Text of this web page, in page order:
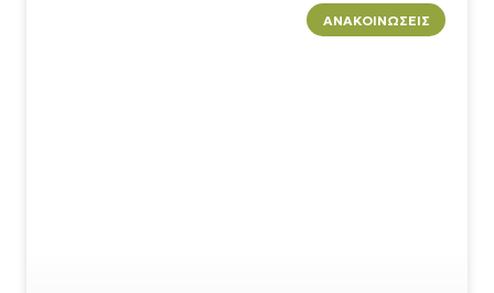
ΑΝΑΚΟΙΝΏΣΕΙΣ